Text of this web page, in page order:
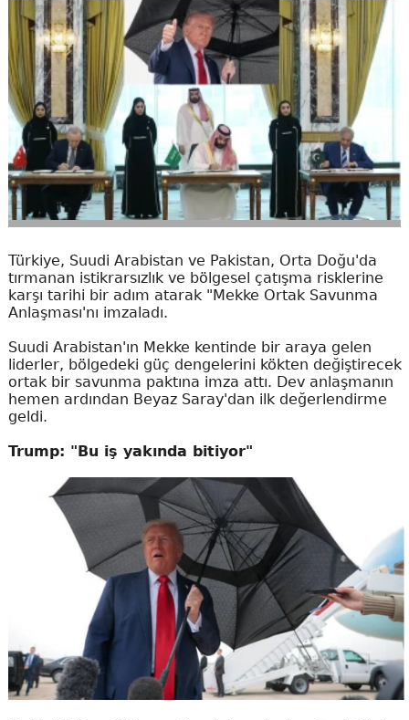
Türkiye, Suudi Arabistan ve Pakistan, Orta Doğu'da
tırmanan istikrarsızlık ve bölgesel çatışma risklerine
karşı tarihi bir adım atarak "Mekke Ortak Savunma
Anlaşması'nı imzaladı.
Suudi Arabistan'ın Mekke kentinde bir araya gelen
liderler, bölgedeki güç dengelerini kökten değiştirecek
ortak bir savunma paktına imza attı. Dev anlaşmanın
hemen ardından Beyaz Saray'dan ilk değerlendirme
geldi.
Trump: "Bu iş yakında bitiyor"